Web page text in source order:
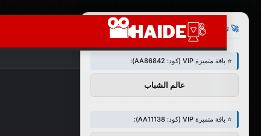
🚀 توصيات :
⭐ باقة متميزة VIP (كود: AA86842):
عالم الشباب
⭐ باقة متميزة VIP (كود: AA11138):